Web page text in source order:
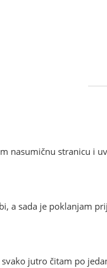
nasumičnu stranicu i
a sada je poklanjam
jutro čitam po